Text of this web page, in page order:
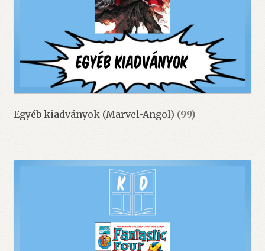
Egyéb kiadványok (Marvel-Angol) (99)